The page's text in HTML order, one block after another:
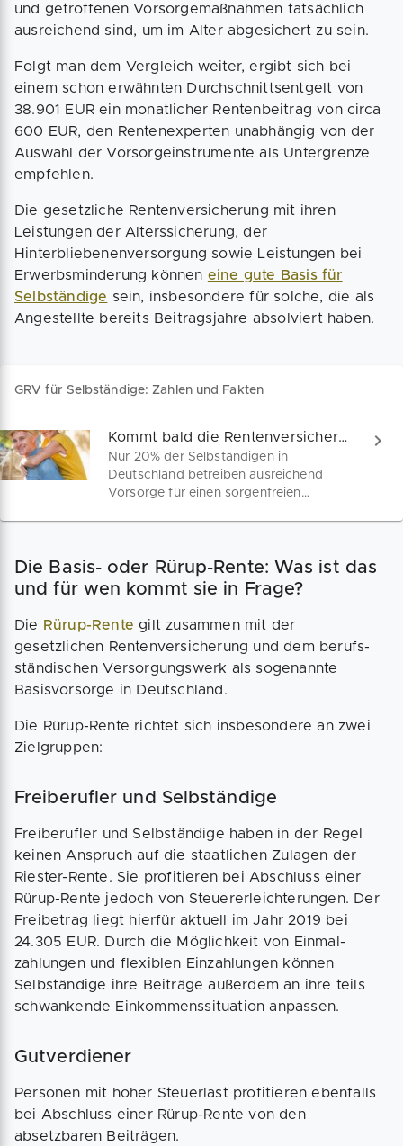
und getroffenen Vorsorgemaßnahmen tatsächlich
ausreichend sind, um im Alter abgesichert zu sein.
Folgt man dem Vergleich weiter, ergibt sich bei
einem schon erwähnten Durchschnittsentgelt von
38.901 EUR ein monatlicher Rentenbeitrag von circa
600 EUR, den Rentenexperten unabhängig von der
Auswahl der Vorsorgeinstrumente als Untergrenze
empfehlen.
Die gesetzliche Rentenversicherung mit ihren
Leistungen der Alterssicherung, der
Hinterbliebenenversorgung sowie Leistungen bei
Erwerbsminderung können eine gute Basis für
Selbständige sein, insbesondere für solche, die als
Angestellte bereits Beitragsjahre absolviert haben.
GRV für Selbständige: Zahlen und Fakten
Kommt bald die Rentenversicherungspflicht für Selbständige?
Nur 20% der Selbständigen in
Deutschland betreiben ausreichend
Vorsorge für einen sorgenfreien
versichert. Diese Gruppe soll mit einem
noch bis Ende 2019 vorliegenden
Gesetzesentwurf zur allgemeinen
Altersvorsorge verpflichtet werden.
Was genau besagt das geplante
Gesetz? Welche Formen der
Altersvorsorge gelten dem Gesetzgeber
als legitim? Alle Hintergründe für
Die Basis- oder Rürup-Rente: Was ist das
und für wen kommt sie in Frage?
Die Rürup-Rente gilt zusammen mit der
gesetzlichen Renten­versicherung und dem berufs­
ständischen Versorgungs­werk als sogenannte
Basisvorsorge in Deutschland.
Die Rürup-Rente richtet sich insbesondere an zwei
Zielgruppen:
Freiberufler und Selbständige
Freiberufler und Selbständige haben in der Regel
keinen Anspruch auf die staatlichen Zulagen der
Riester-Rente. Sie profitieren bei Abschluss einer
Rürup-Rente jedoch von Steuererleichterungen. Der
Freibetrag liegt hierfür aktuell im Jahr 2019 bei
24.305 EUR. Durch die Möglichkeit von Einmal­
zahlungen und flexiblen Einzahlungen können
Selbständige ihre Beiträge außerdem an ihre teils
schwankende Einkommenssituation anpassen.
Gutverdiener
Personen mit hoher Steuerlast profitieren ebenfalls
bei Abschluss einer Rürup-Rente von den
absetzbaren Beiträgen.